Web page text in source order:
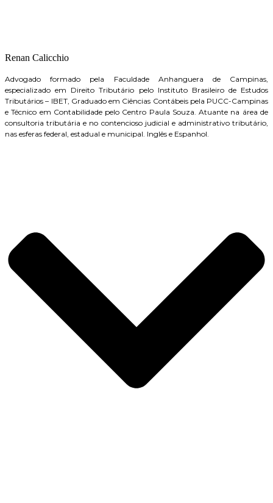
Renan Calicchio
Advogado formado pela Faculdade Anhanguera de Campinas,
especializado em Direito Tributário pelo Instituto Brasileiro de Estudos
Tributários – IBET, Graduado em Ciências Contábeis pela PUCC-Campinas
e Técnico em Contabilidade pelo Centro Paula Souza. Atuante na área de
consultoria tributária e no contencioso judicial e administrativo tributário,
nas esferas federal, estadual e municipal. Inglês e Espanhol.